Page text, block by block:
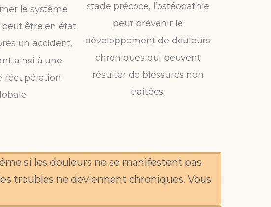
le système
peut être en état
un accident,
ainsi à une
récupération
stade précoce, l’ostéopathie
peut prévenir le
développement de douleurs
chroniques qui peuvent
résulter de blessures non
traitées.
si les douleurs ne se manifestent pas
troubles ne deviennent chroniques. Vous